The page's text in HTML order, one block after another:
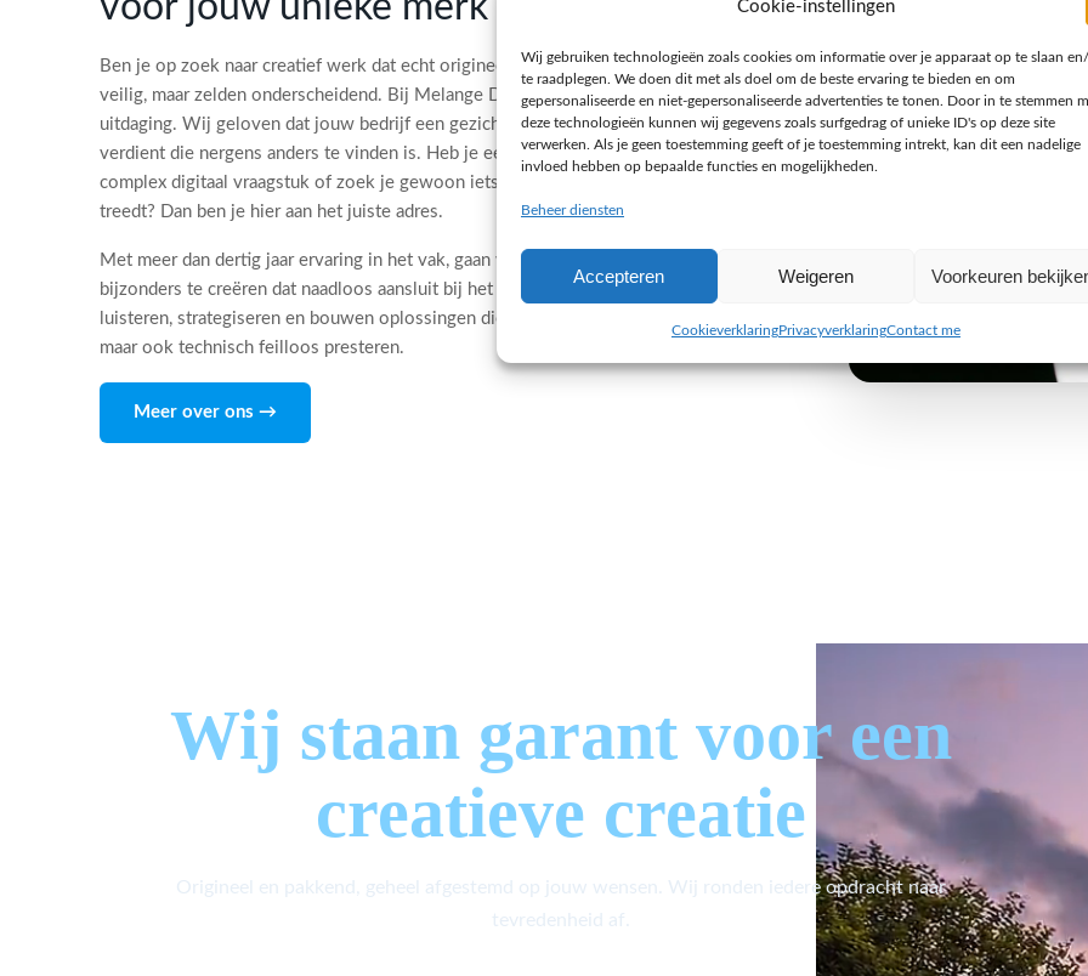
Cookie-instellingen
Wij gebruiken technologieën zoals cookies om informatie over je apparaat op te slaan
te raadplegen. We doen dit met als doel om de beste ervaring te bieden en om
gepersonaliseerde en niet-gepersonaliseerde advertenties te tonen. Door in te stemmen
deze technologieën kunnen wij gegevens zoals surfgedrag of unieke ID's op deze site
verwerken. Als je geen toestemming geeft of je toestemming intrekt, kan dit een nadelige
invloed hebben op bepaalde functies en mogelijkheden.
Beheer diensten
Accepteren Weigeren Voorkeuren
CookieverklaringPrivacyverklaringContact me
Ben je op zoek naar creatief werk dat echt origineel is? Een standaardoplossing is
veilig, maar zelden onderscheidend. Bij Melange Design houden we van een
uitdaging. Wij geloven dat jouw bedrijf een gezicht, een verhaal en een techniek
verdient die nergens anders te vinden is. Heb je een bijzondere opdracht, een
complex digitaal vraagstuk of zoek je gewoon iets dat buiten de gebaande paden
treedt? Dan ben je hier aan het juiste adres.
Met meer dan dertig jaar ervaring in het vak, gaan wij de uitdaging aan om iets
bijzonders te creëren dat naadloos aansluit bij het DNA van jouw organisatie. Wij
luisteren, strategiseren en bouwen oplossingen die niet alleen visueel indruk maken,
maar ook technisch feilloos presteren.
Meer over ons →
Wij staan garant voor een
creatieve creatie
Origineel en pakkend, geheel afgestemd op jouw wensen. Wij ronden iedere opdracht naar
tevredenheid af.